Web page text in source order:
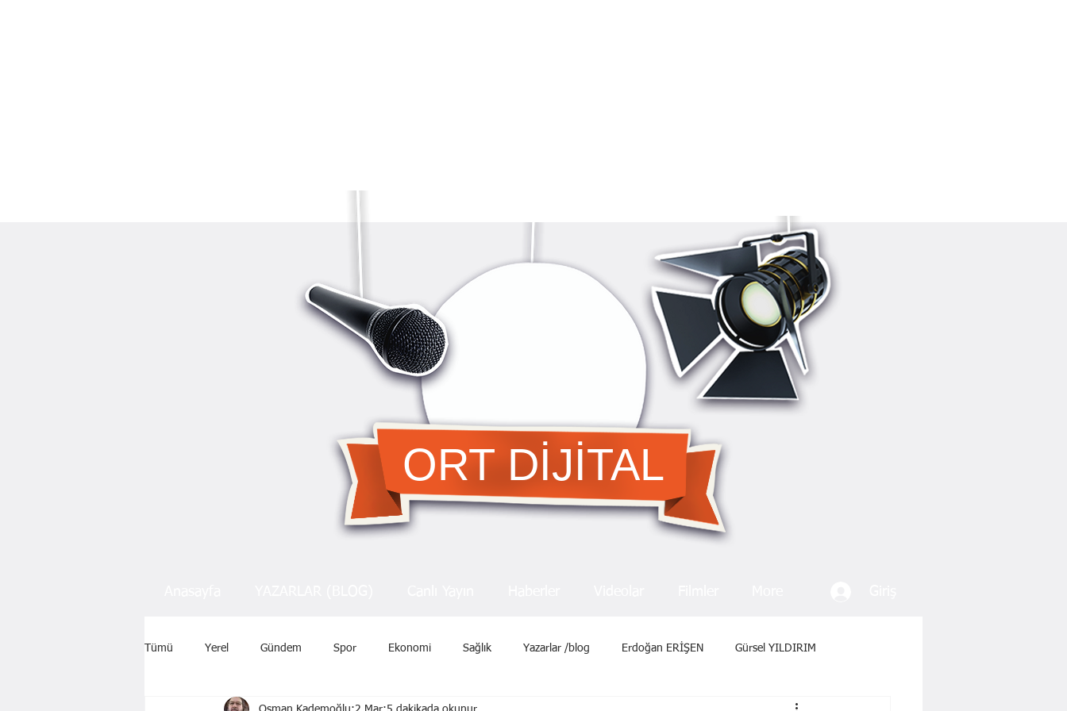
ORT DİJİTAL
Tümü Yerel Gündem Spor Ekonomi Sağlık Yazarlar /blog Erdoğan ERİŞEN Gürsel YILDIRIM